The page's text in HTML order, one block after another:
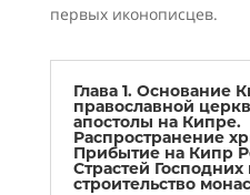
первых иконописцев.
Глава 1. Основание
православной
апостолы на Кипре.
Распространение
Прибытие на Кипр
Страстей Господних
строительство